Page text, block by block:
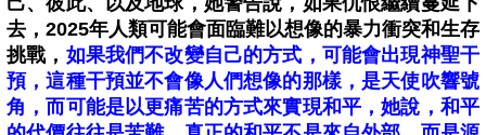
去，2025年人類可能會面臨難以想像的暴力衝突和生存
挑戰， 如果我們不改變自己的方式，可能會出現神聖干
預，這種干預並不會像人們想像的那樣，是天使吹響號
角，而可能是以更痛苦的方式來實現和平，她說，和平